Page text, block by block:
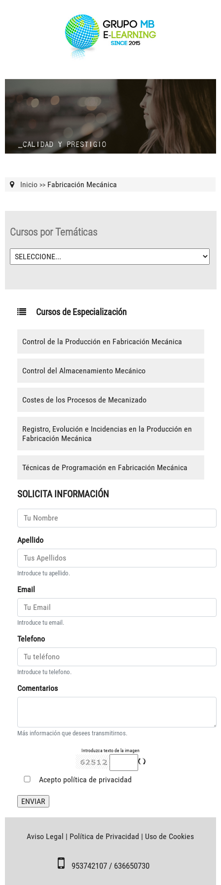
Inicio >> Fabricación Mecánica
Cursos por Temáticas
Cursos de Especialización
Control de la Producción en Fabricación Mecánica
Control del Almacenamiento Mecánico
Costes de los Procesos de Mecanizado
Registro, Evolución e Incidencias en la Producción en
Fabricación Mecánica
Técnicas de Programación en Fabricación Mecánica
SOLICITA INFORMACIÓN
Apellido
Introduce tu apellido.
Email
Introduce tu email.
Telefono
Introduce tu telefono.
Comentarios
Más información que desees transmitirnos.
Introduzca texto de la imagen
Acepto política de privacidad
Aviso Legal | Política de Privacidad | Uso de Cookies
953742107 / 636650730